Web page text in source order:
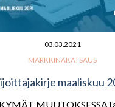
03.03.2021
MARKKINAKATSAUS
maaliskuu